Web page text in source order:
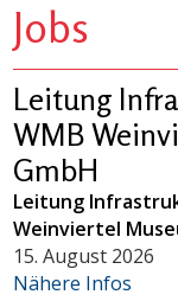
Jobs
Leitung
WMB
GmbH
Leitung
Weinviertel
15. August 2026
Nähere Infos